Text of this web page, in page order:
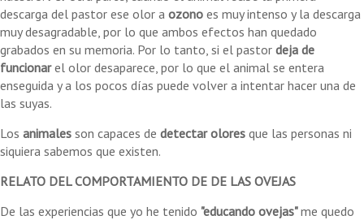
descarga del pastor ese olor a ozono es muy intenso y la descarga
muy desagradable, por lo que ambos efectos han quedado
grabados en su memoria. Por lo tanto, si el pastor deja de
funcionarel olor desaparece, por lo que el animal se entera
enseguida y a los pocos días puede volver a intentar hacer una de
las suyas.
Los animales son capaces de detectar olores que las personas ni
siquiera sabemos que existen.
RELATO DEL COMPORTAMIENTO DE DE LAS OVEJAS
De las experiencias que yo he tenido "educando ovejas"me quedo